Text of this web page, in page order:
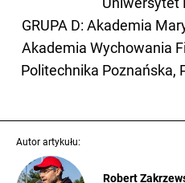
GRUPA D: Akademia
Akademia Wychowania
Politechnika Poznańska,
Autor artykułu:
Robert